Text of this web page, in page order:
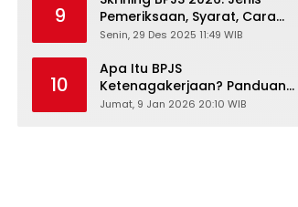
9
Pemeriksaan, Syarat, Cara
Daftar & Cek Riwayat
Senin, 29 Des 2025 11:49 WIB
10
Apa Itu BPJS
Ketenagakerjaan? Panduan
Lengkap untuk Pekerja dan
Jumat, 9 Jan 2026 20:10 WIB